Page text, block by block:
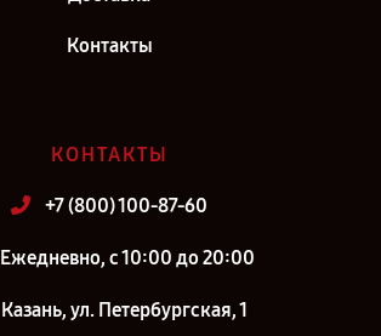
Контакты
КОНТАКТЫ
+7 (800) 100-87-60
Ежедневно, с 10:00 до 20:00
Казань, ул. Петербургская, 1